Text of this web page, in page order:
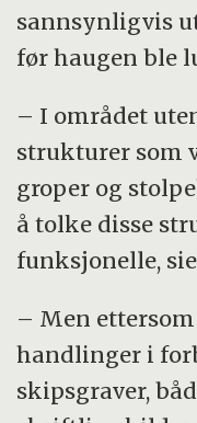
sannsynligvis
før haugen ble
– I området
strukturer som
groper og
å tolke disse
funksjonelle,
– Men
handlinger i
skipsgraver,